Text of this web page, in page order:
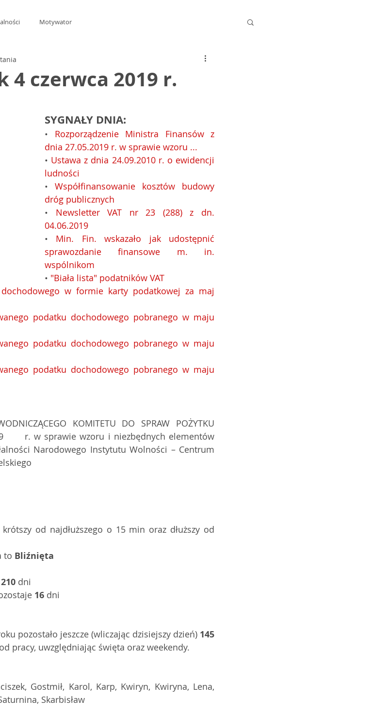
Motywator
4 czerwca 2019 r.
SYGNAŁY DNIA:
• Rozporządzenie Ministra Finansów z
dnia 27.05.2019 r. w sprawie wzoru ...
• Ustawa z dnia 24.09.2010 r. o ewidencji
ludności
• Współfinansowanie kosztów budowy
dróg publicznych
• Newsletter VAT nr 23 (288) z dn.
04.06.2019
• Min. Fin. wskazało jak udostępnić
sprawozdanie finansowe m. in.
wspólnikom
• "Biała lista" podatników VAT
w formie karty podatkowej za maj
podatku dochodowego pobranego w maju
podatku dochodowego pobranego w maju
podatku dochodowego pobranego w maju
KOMITETU DO SPRAW POŻYTKU
r. w sprawie wzoru i niezbędnych elementów
Narodowego Instytutu Wolności – Centrum
od najdłuższego o 15 min oraz dłuższy od
to Bliźnięta
210 dni
16 dni
pozostało jeszcze (wliczając dzisiejszy dzień) 145
pracy, uwzględniając święta oraz weekendy.
Gostmił, Karol, Karp, Kwiryn, Kwiryna, Lena,
Skarbisław